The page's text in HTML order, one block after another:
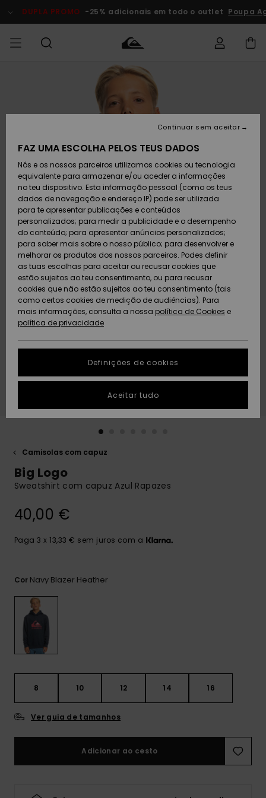
do
DUPLA PROMO -25% adicionais em todo o outlet Poupa
Roupas
Calçado e
chinelos
Surfe/água
Snow
Artigos
recém-
chegados
Coleções
MENINO
Roupas
Calçado e
chinelos
Surfe/água
Neve
Artigos
recém-
chegados
Highlights
MULHER
Shop
chegados
Highlights
Snow
SURF
Surf Shop
Homem
Crianças
Highlights
Community
SNOW
Artigos
Neve
Homem
Artigos
Criança
Snow Shop
Feminino
Highlights
Community
DUPLA
PROMO
Outlet
Homem
Criança
Outlet
Mulher
AJUDA
Acede à tua
Devoluções
Pagamento
Cartão
presente
Quiksilver
Freedom
Protecção de
dados
Guia de
tamanhos
conversa para
obteres a
resposta mais
rápida à tua
mais
contacto.
SUSTAINABILITY
PRESENTE
DESEJO
Camisolas com capuz
Big Logo
Sweatshirt com capuz Azul Rapazes
40,00 €
Paga 3 x 13,33 € sem juros com a
Cor Navy Blazer Heather
8 10 12 14 16
Ver guia de tamanhos
Adicionar ao cesto
FAZ UMA ESCOLHA PELOS TEUS DADOS
Nós e os nossos parceiros utilizamos cookies ou tecnologia
equivalente para armazenar e/ou aceder a informações
no teu dispositivo. Esta informação pessoal (como os teus
dados de navegação e endereço IP) pode ser utilizada
para te apresentar publicações e conteúdos
personalizados; para medir a publicidade e o desempenho
do conteúdo; para apresentar anúncios personalizados;
para saber mais sobre o nosso público; para desenvolver e
melhorar os produtos dos nossos parceiros. Podes definir
as tuas escolhas para aceitar ou recusar cookies que
estão sujeitos ao teu consentimento, ou para recusar
cookies que não estão sujeitos ao teu consentimento (tais
como certos cookies de medição de audiências). Para
mais informações, consulta a nossa política de Cookies e
política de privacidade
Definições de cookies
Continuar sem aceitar
Aceitar tudo